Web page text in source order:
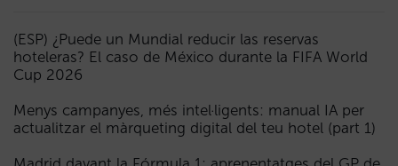
(ESP) ¿Puede un Mundial reducir las reservas
hoteleras? El caso de México durante la FIFA World
Cup 2026
Menys campanyes, més intel·ligents: manual IA per
actualitzar el màrqueting digital del teu hotel (part 1)